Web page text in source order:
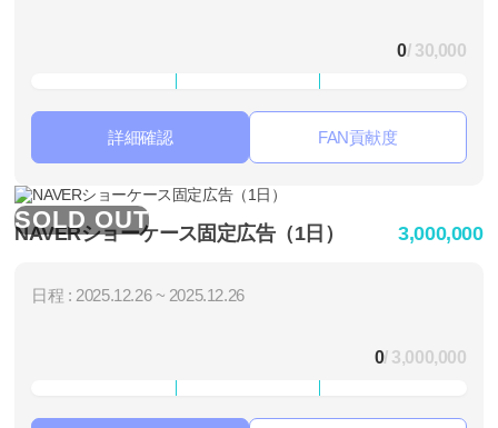
0/ 30,000
詳細確認 FAN貢献度
SOLD OUT
NAVERショーケース固定広告（1日） 3,000,000
日程 : 2025.12.26 ~ 2025.12.26
0/ 3,000,000